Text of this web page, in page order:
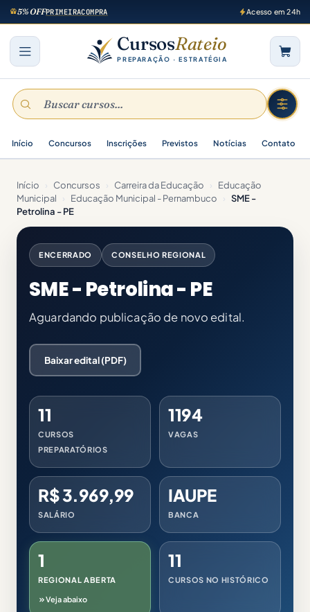
5% OFFPRIMEIRACOMPRA Acesso em 24h
CursosRateio
PREPARAÇÃO · ESTRATÉGIA
Início Concursos Inscrições Previstos Notícias Contato
Início › Concursos › Carreira da Educação ›
Educação
Municipal
› Educação Municipal - Pernambuco › SME -
Petrolina - PE
ENCERRADO CONSELHO REGIONAL
SME - Petrolina - PE
Aguardando publicação de novo edital.
Baixar edital (PDF)
11
CURSOS
PREPARATÓRIOS
1194
VAGAS
R$ 3.969,99
SALÁRIO
IAUPE
BANCA
1
REGIONAL ABERTA
Veja abaixo
11
CURSOS NO HISTÓRICO